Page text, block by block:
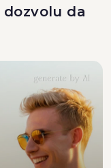
da